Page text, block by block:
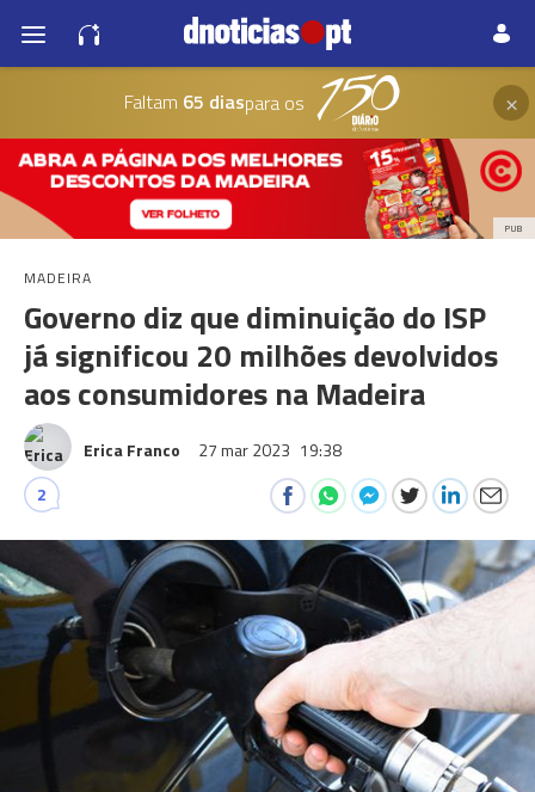
Faltam 65 diaspara os ×
PUB
MADEIRA
Governo diz que diminuição do ISP
já significou 20 milhões devolvidos
aos consumidores na Madeira
Erica Franco 27 mar 2023 19:38
2